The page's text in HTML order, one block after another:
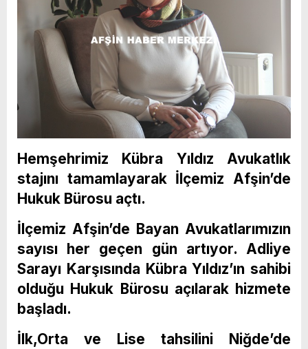
Hemşehrimiz Kübra Yıldız Avukatlık
stajını tamamlayarak İlçemiz Afşin’de
Hukuk Bürosu açtı.
İlçemiz Afşin’de Bayan Avukatlarımızın
sayısı her geçen gün artıyor. Adliye
Sarayı Karşısında Kübra Yıldız’ın sahibi
olduğu Hukuk Bürosu açılarak hizmete
başladı.
İlk,Orta ve Lise tahsilini Niğde’de